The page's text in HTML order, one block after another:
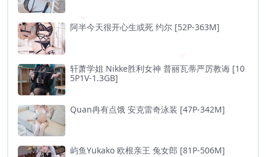
阿半今天很开心生或死 约尔 [52P-363M]
轩萧学姐 Nikke胜利女神 普丽瓦蒂严厉教诲 [10
5P1V-1.3GB]
Quan冉有点饿 安克雷奇泳装 [47P-342M]
屿鱼Yukako 欧根亲王 兔女郎 [81P-506M]